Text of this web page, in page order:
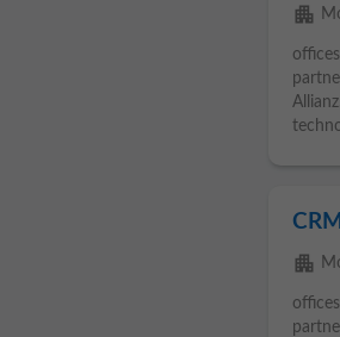
apartment
apartment